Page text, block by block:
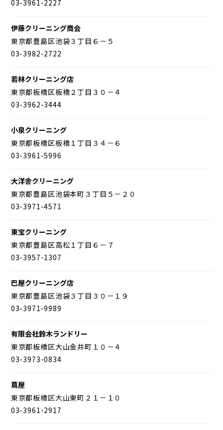
03-3961-2227
伊藤クリーニング商会
東京都豊島区池袋３丁目６－５
03-3982-2722
若林クリーニング店
東京都板橋区板橋２丁目３０－４
03-3962-3444
小泉クリーニング
東京都板橋区板橋１丁目３４－６
03-3961-5996
大洋舎クリーニング
東京都豊島区池袋本町３丁目５－２０
03-3971-4571
東宝クリーニング
東京都豊島区高松１丁目６－７
03-3957-1307
巴屋クリーニング店
東京都豊島区池袋３丁目３０－１９
03-3971-9989
有限会社鈴木ランドリー
東京都板橋区大山金井町１０－４
03-3973-0834
蔦屋
東京都板橋区大山東町２１－１０
03-3961-2917